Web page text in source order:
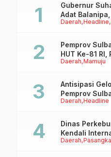
Daerah Headline
Gubernur
Adat
Tappidena
Daerah Mamuju
Pemprov
HUT Ke-81
Lapangan
Daerah Headline
Antisipasi
Pemprov
Ruang Digital
Daerah
Dinas
Kendali
Sertifikasi